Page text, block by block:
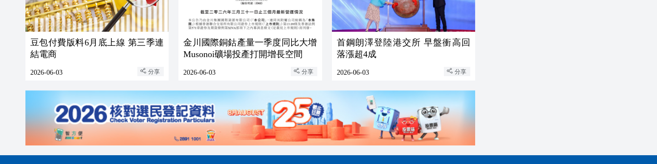
豆包付費版料6月底上線 第三季連
結電商
2026-06-03 分享
金川國際銅鈷產量一季度同比大增
Musonoi礦場投產打開增長空間
2026-06-03 分享
首鋼朗澤登陸港交所 早盤衝高回
落漲超4成
2026-06-03 分享